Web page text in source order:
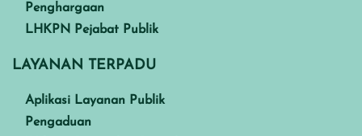
Penghargaan
LHKPN Pejabat Publik
LAYANAN TERPADU
Aplikasi Layanan Publik
Pengaduan